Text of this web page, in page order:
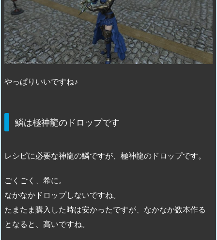
やっぱりいいですね♪
鱗は極神龍のドロップです
レシピに必要な神龍の鱗ですが、極神龍のドロップです。
ごくごく、希に。
なかなかドロップしないですね。
たまたま購入した時は安かったですが、なかなか数本作る
となると、高いですね。